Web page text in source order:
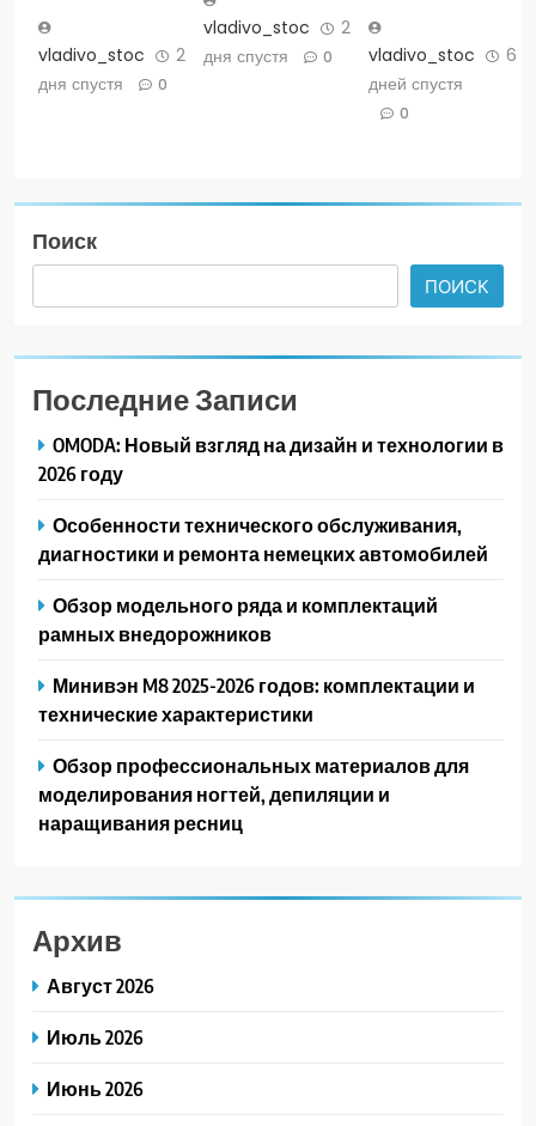
vladivo_stoc
2
дня спустя
0
vladivo_stoc
2
дня спустя
0 vladivo_stoc
6
дней спустя
0
Поиск
ПОИСК
Последние Записи
OMODA: Новый взгляд на дизайн и технологии в
2026 году
Особенности технического обслуживания,
диагностики и ремонта немецких автомобилей
Обзор модельного ряда и комплектаций
рамных внедорожников
Минивэн M8 2025-2026 годов: комплектации и
технические характеристики
Обзор профессиональных материалов для
моделирования ногтей, депиляции и
наращивания ресниц
Архив
Август 2026
Июль 2026
Июнь 2026